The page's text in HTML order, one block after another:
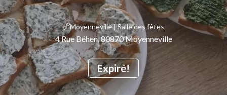
Expiré!
Moyenneville | Salle des fêtes
4 Rue Béhen, 80870 Moyenneville